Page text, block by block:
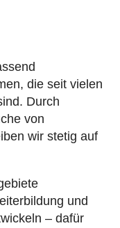
die seit vielen
Durch
von
wir stetig auf
und
– dafür